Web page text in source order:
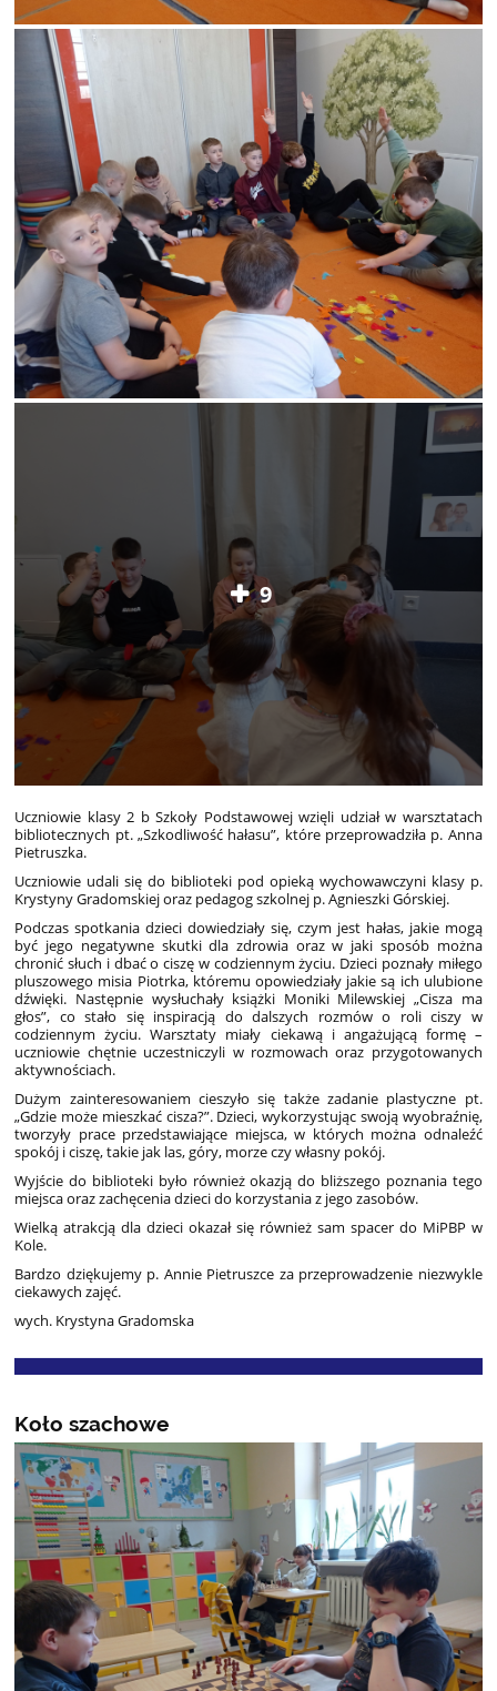
9
Uczniowie klasy 2 b Szkoły Podstawowej wzięli udział w warsztatach
bibliotecznych pt. „Szkodliwość hałasu”, które przeprowadziła p. Anna
Pietruszka.
Uczniowie udali się do biblioteki pod opieką wychowawczyni klasy p.
Krystyny Gradomskiej oraz pedagog szkolnej p. Agnieszki Górskiej.
Podczas spotkania dzieci dowiedziały się, czym jest hałas, jakie mogą
być jego negatywne skutki dla zdrowia oraz w jaki sposób można
chronić słuch i dbać o ciszę w codziennym życiu. Dzieci poznały miłego
pluszowego misia Piotrka, któremu opowiedziały jakie są ich ulubione
dźwięki. Następnie wysłuchały książki Moniki Milewskiej „Cisza ma
głos”, co stało się inspiracją do dalszych rozmów o roli ciszy w
codziennym życiu. Warsztaty miały ciekawą i angażującą formę –
uczniowie chętnie uczestniczyli w rozmowach oraz przygotowanych
aktywnościach.
Dużym zainteresowaniem cieszyło się także zadanie plastyczne pt.
„Gdzie może mieszkać cisza?”. Dzieci, wykorzystując swoją wyobraźnię,
tworzyły prace przedstawiające miejsca, w których można odnaleźć
spokój i ciszę, takie jak las, góry, morze czy własny pokój.
Wyjście do biblioteki było również okazją do bliższego poznania tego
miejsca oraz zachęcenia dzieci do korzystania z jego zasobów.
Wielką atrakcją dla dzieci okazał się również sam spacer do MiPBP w
Kole.
Bardzo dziękujemy p. Annie Pietruszce za przeprowadzenie niezwykle
ciekawych zajęć.
wych. Krystyna Gradomska
Koło szachowe